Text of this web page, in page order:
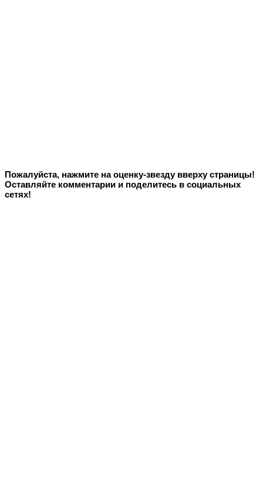
Пожалуйста, нажмите на оценку-звезду вверху страницы!
Оставляйте комментарии и поделитесь в социальных
сетях!